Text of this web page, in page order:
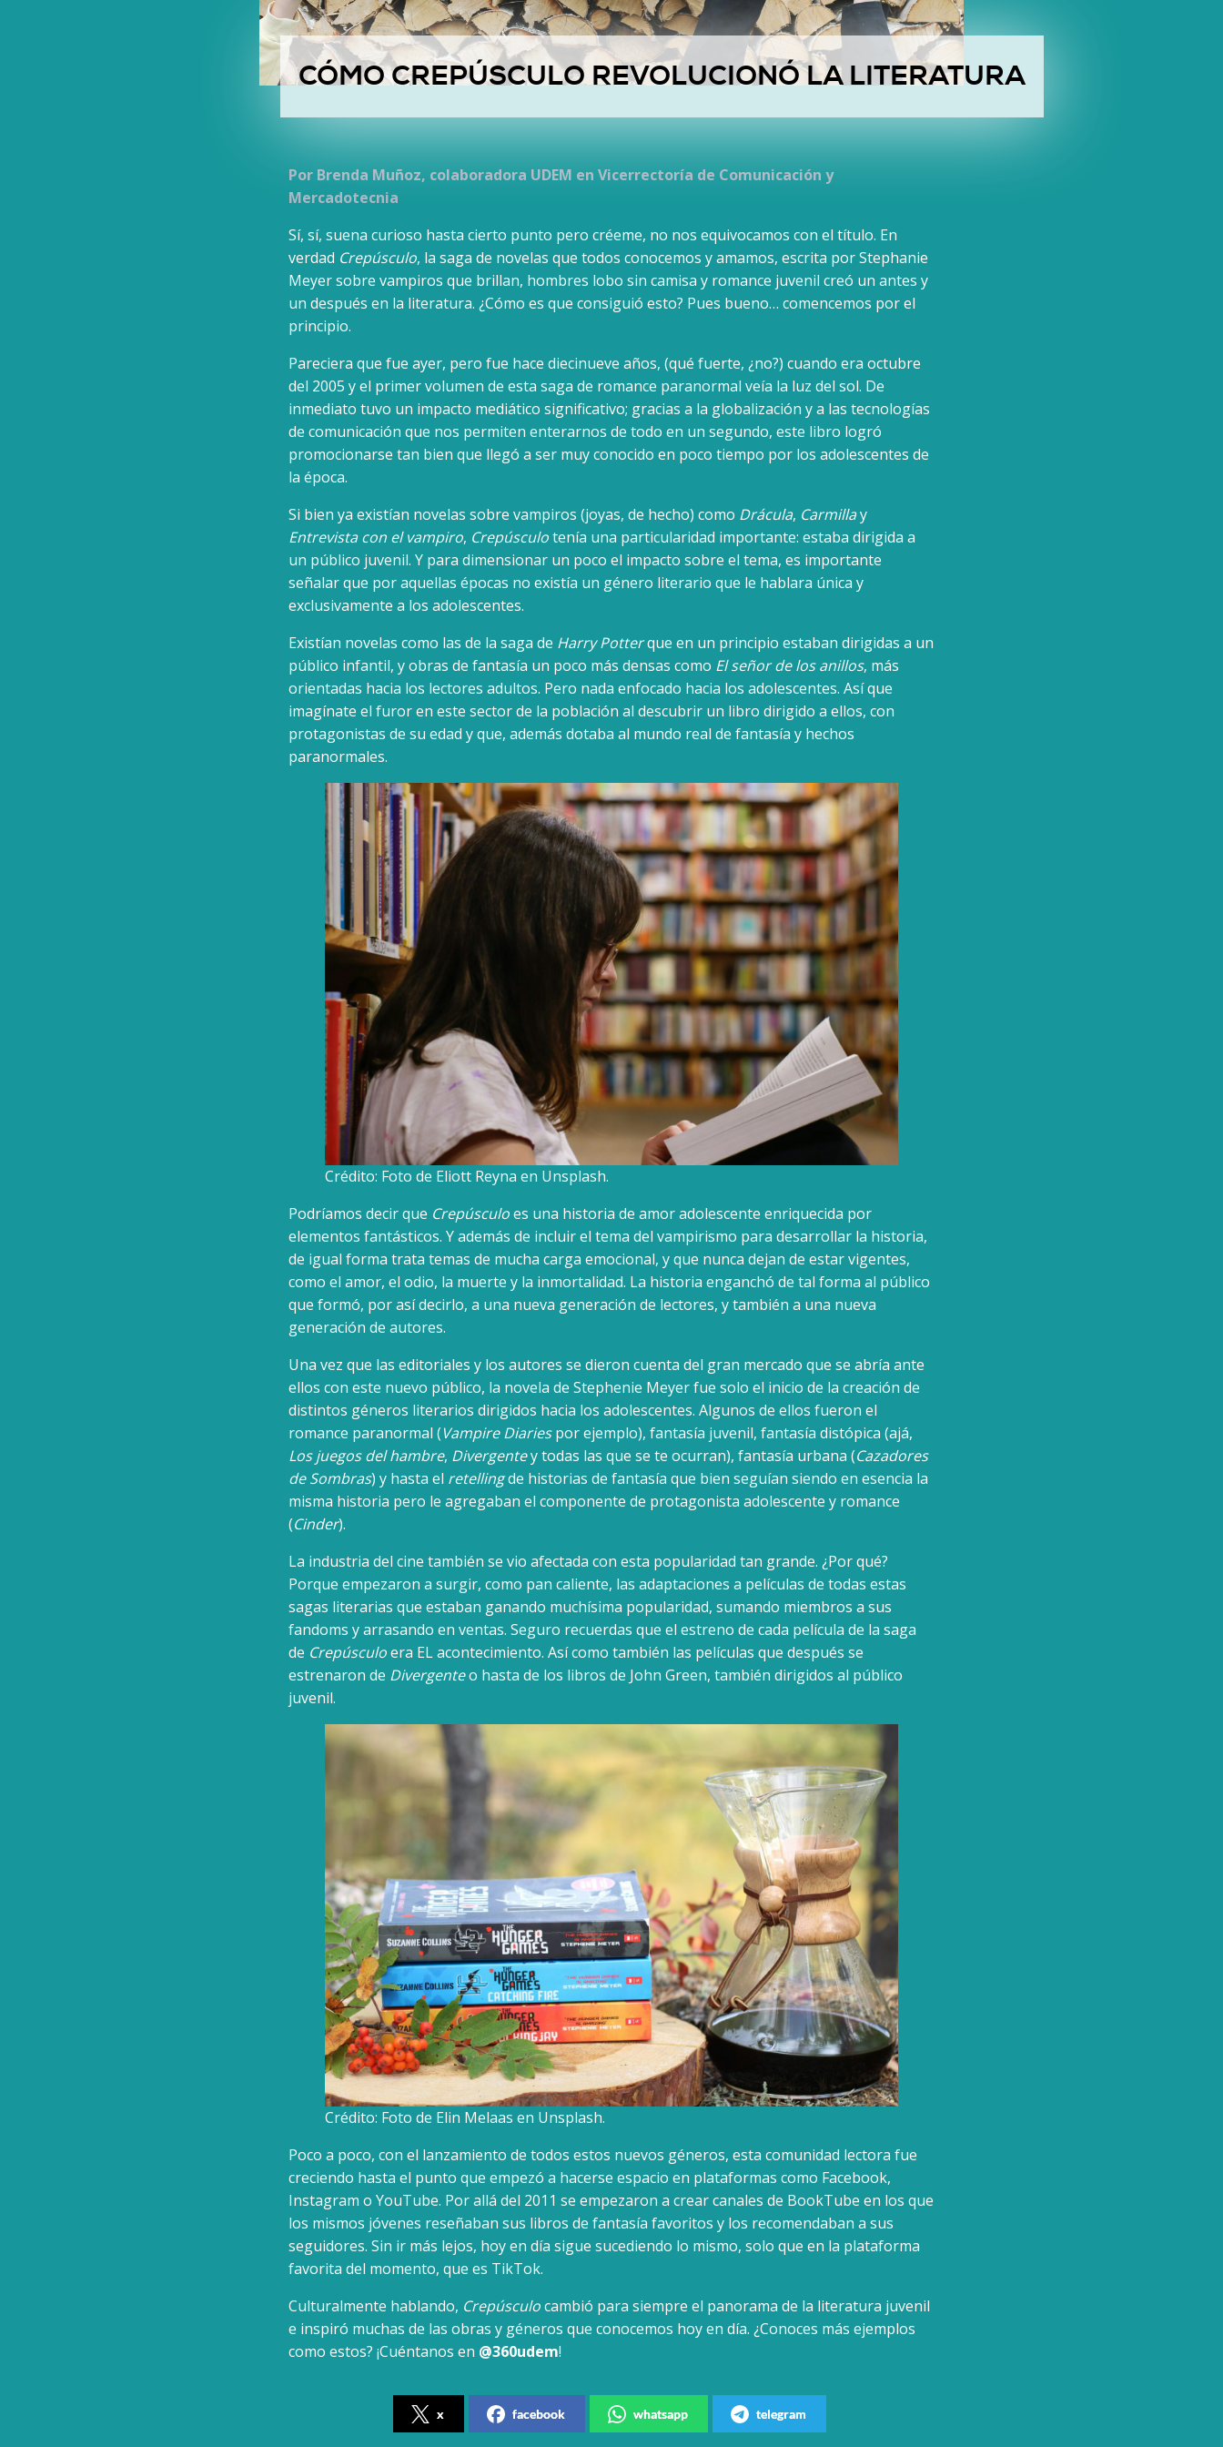
CÓMO CREPÚSCULO REVOLUCIONÓ LA LITERATURA
Por Brenda Muñoz, colaboradora UDEM en Vicerrectoría de Comunicación y
Mercadotecnia
Sí, sí, suena curioso hasta cierto punto pero créeme, no nos equivocamos con el título. En
verdad Crepúsculo, la saga de novelas que todos conocemos y amamos, escrita por Stephanie
Meyer sobre vampiros que brillan, hombres lobo sin camisa y romance juvenil creó un antes y
un después en la literatura. ¿Cómo es que consiguió esto? Pues bueno… comencemos por el
principio.
Pareciera que fue ayer, pero fue hace diecinueve años, (qué fuerte, ¿no?) cuando era octubre
del 2005 y el primer volumen de esta saga de romance paranormal veía la luz del sol. De
inmediato tuvo un impacto mediático significativo; gracias a la globalización y a las tecnologías
de comunicación que nos permiten enterarnos de todo en un segundo, este libro logró
promocionarse tan bien que llegó a ser muy conocido en poco tiempo por los adolescentes de
la época.
Si bien ya existían novelas sobre vampiros (joyas, de hecho) como Drácula, Carmillay
Entrevista con el vampiro, Crepúsculotenía una particularidad importante: estaba dirigida a
un público juvenil. Y para dimensionar un poco el impacto sobre el tema, es importante
señalar que por aquellas épocas no existía un género literario que le hablara única y
exclusivamente a los adolescentes.
Existían novelas como las de la saga de Harry Potterque en un principio estaban dirigidas a un
público infantil, y obras de fantasía un poco más densas como El señor de los anillos, más
orientadas hacia los lectores adultos. Pero nada enfocado hacia los adolescentes. Así que
imagínate el furor en este sector de la población al descubrir un libro dirigido a ellos, con
protagonistas de su edad y que, además dotaba al mundo real de fantasía y hechos
paranormales.
Crédito: Foto de Eliott Reyna en Unsplash.
Podríamos decir que Crepúsculoes una historia de amor adolescente enriquecida por
elementos fantásticos. Y además de incluir el tema del vampirismo para desarrollar la historia,
de igual forma trata temas de mucha carga emocional, y que nunca dejan de estar vigentes,
como el amor, el odio, la muerte y la inmortalidad. La historia enganchó de tal forma al público
que formó, por así decirlo, a una nueva generación de lectores, y también a una nueva
generación de autores.
Una vez que las editoriales y los autores se dieron cuenta del gran mercado que se abría ante
ellos con este nuevo público, la novela de Stephenie Meyer fue solo el inicio de la creación de
distintos géneros literarios dirigidos hacia los adolescentes. Algunos de ellos fueron el
romance paranormal (Vampire Diariespor ejemplo), fantasía juvenil, fantasía distópica (ajá,
Los juegos del hambre, Divergentey todas las que se te ocurran), fantasía urbana (Cazadores
de Sombras) y hasta el retellingde historias de fantasía que bien seguían siendo en esencia la
misma historia pero le agregaban el componente de protagonista adolescente y romance
(Cinder).
La industria del cine también se vio afectada con esta popularidad tan grande. ¿Por qué?
Porque empezaron a surgir, como pan caliente, las adaptaciones a películas de todas estas
sagas literarias que estaban ganando muchísima popularidad, sumando miembros a sus
fandoms y arrasando en ventas. Seguro recuerdas que el estreno de cada película de la saga
de Crepúsculoera EL acontecimiento. Así como también las películas que después se
estrenaron de Divergenteo hasta de los libros de John Green, también dirigidos al público
juvenil.
Crédito: Foto de Elin Melaas en Unsplash.
Poco a poco, con el lanzamiento de todos estos nuevos géneros, esta comunidad lectora fue
creciendo hasta el punto que empezó a hacerse espacio en plataformas como Facebook,
Instagram o YouTube. Por allá del 2011 se empezaron a crear canales de BookTube en los que
los mismos jóvenes reseñaban sus libros de fantasía favoritos y los recomendaban a sus
seguidores. Sin ir más lejos, hoy en día sigue sucediendo lo mismo, solo que en la plataforma
favorita del momento, que es TikTok.
Culturalmente hablando, Crepúsculocambió para siempre el panorama de la literatura juvenil
e inspiró muchas de las obras y géneros que conocemos hoy en día. ¿Conoces más ejemplos
como estos? ¡Cuéntanos en @360udem!
x facebook whatsapp telegram